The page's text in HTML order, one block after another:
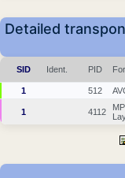
Detailed
SID Ident. PID
1 512
1 4112